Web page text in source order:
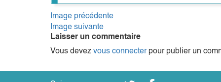
Image précédente
Image suivante
Laisser un commentaire
Vous devez vous connecterpour publier un